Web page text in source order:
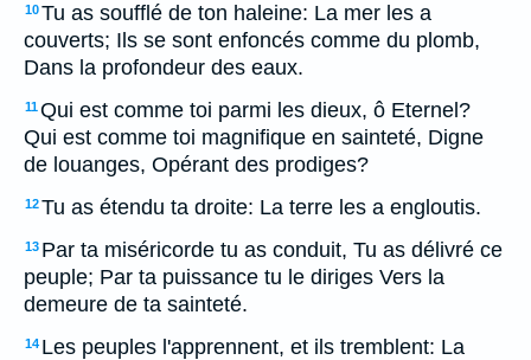
10Tu as soufflé de ton haleine: La mer les a
couverts; Ils se sont enfoncés comme du plomb,
Dans la profondeur des eaux.
11Qui est comme toi parmi les dieux, ô Eternel?
Qui est comme toi magnifique en sainteté, Digne
de louanges, Opérant des prodiges?
12Tu as étendu ta droite: La terre les a engloutis.
13 Par ta miséricorde tu as conduit, Tu as délivré ce
peuple; Par ta puissance tu le diriges Vers la
demeure de ta sainteté.
14 Les peuples l'apprennent, et ils tremblent: La